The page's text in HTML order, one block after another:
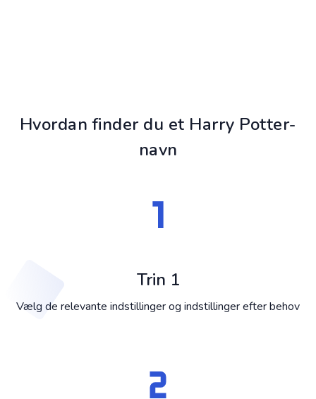
Hvordan finder du et Harry Potter-
navn
Trin 1
Vælg de relevante indstillinger og indstillinger efter behov